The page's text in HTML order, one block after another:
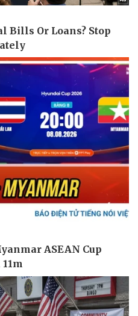
Tiêu dùng
Chứng khoán
Giá cà phê